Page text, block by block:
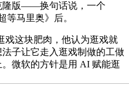
隆版——换句话说，一个
等马里奥》后。
这块肥肉，他认为逛戏就
子让它走入逛戏制做的工做
微软的方针是用 AI 赋能逛